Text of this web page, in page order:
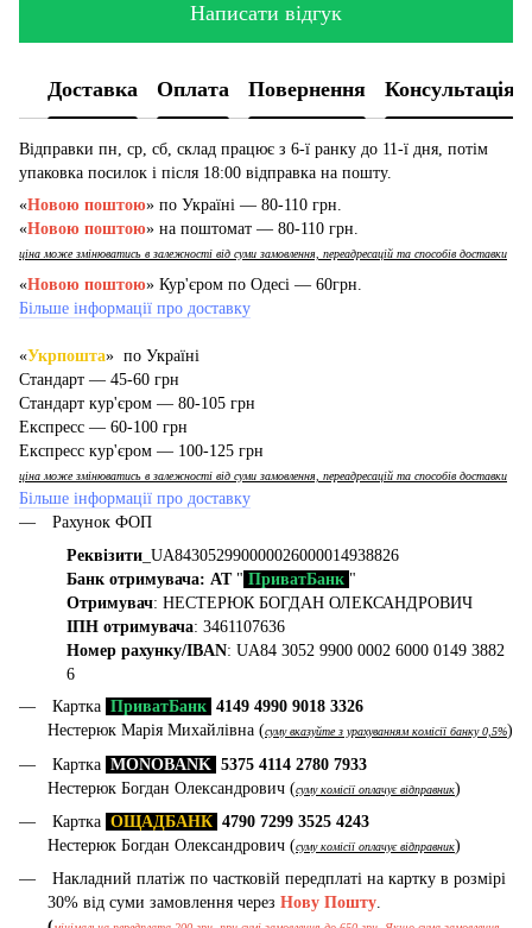
Написати відгук
Доставка Оплата Повернення Консультація
Відправки пн, ср, сб, склад працює з 6-ї ранку до 11-ї дня, потім
упаковка посилок і після 18:00 відправка на пошту.
«Новою поштою» по Україні — 80-110 грн.
«Новою поштою» на поштомат — 80-110 грн.
ціна може змінюватись в залежності від суми замовлення, переадресацій та способів доставки
«Новою поштою» Кур'єром по Одесі — 60грн.
Більше інформації про доставку
«Укрпошта» по Україні
Стандарт — 45-60 грн
Стандарт кур'єром — 80-105 грн
Експресс — 60-100 грн
Експресс кур'єром — 100-125 грн
ціна може змінюватись в залежності від суми замовлення, переадресацій та способів доставки
Більше інформації про доставку
Рахунок ФОП
Реквізити _UA843052990000026000014938826
Банк отримувача: АТ" ПриватБанк "
Отримувач: НЕСТЕРЮК БОГДАН ОЛЕКСАНДРОВИЧ
ІПН отримувача: 3461107636
Номер рахунку/IBAN: UA84 3052 9900 0002 6000 0149 3882
6
Картка ПриватБанк 4149 4990 9018 3326
Нестерюк Марія Михайлівна (суму вказуйте з урахуванням комісії банку 0,5%)
Картка MONOBANK 5375 4114 2780 7933
Нестерюк Богдан Олександрович (суму комісії оплачує відправник)
Картка ОЩАДБАНК 4790 7299 3525 4243
Нестерюк Богдан Олександрович (суму комісії оплачує відправник)
Накладний платіж по частковій передплаті на картку в розмірі
30% від суми замовлення через Нову Пошту.